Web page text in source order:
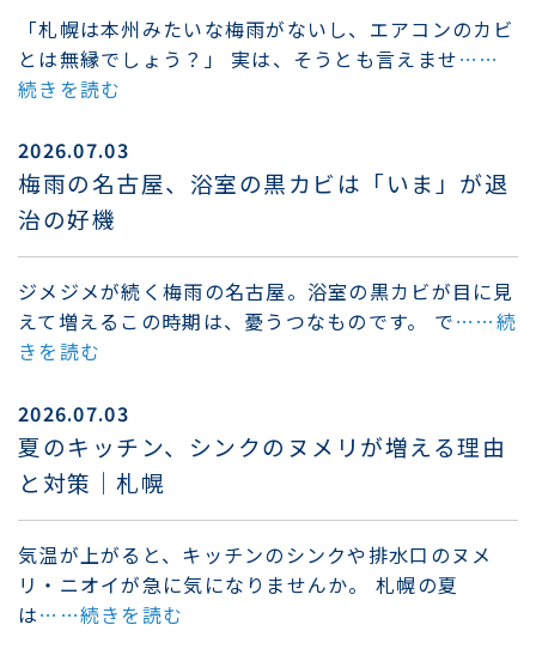
「札幌は本州みたいな梅雨がないし、エアコンのカビ
とは無縁でしょう？」 実は、そうとも言えませ……
続きを読む
2026.07.03
梅雨の名古屋、浴室の黒カビは「いま」が退
治の好機
ジメジメが続く梅雨の名古屋。浴室の黒カビが目に見
えて増えるこの時期は、憂うつなものです。 で……続
きを読む
2026.07.03
夏のキッチン、シンクのヌメリが増える理由
と対策｜札幌
気温が上がると、キッチンのシンクや排水口のヌメ
リ・ニオイが急に気になりませんか。 札幌の夏
は……続きを読む